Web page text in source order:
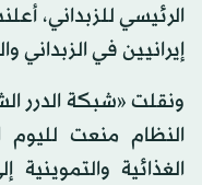
إيرانيين في الزبداني
ونقلت «شبكة الدرر
النظام منعت لليوم
الغذائية